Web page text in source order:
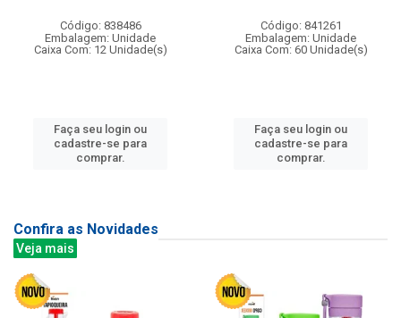
Código: 838486
Embalagem: Unidade
Caixa Com: 12 Unidade(s)
Faça seu login ou
cadastre-se para
comprar.
Código: 841261
Embalagem: Unidade
Caixa Com: 60 Unidade(s)
Faça seu login ou
cadastre-se para
comprar.
Confira as Novidades
Veja mais